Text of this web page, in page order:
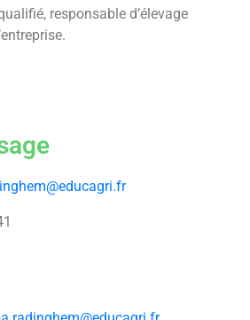
responsable d’élevage